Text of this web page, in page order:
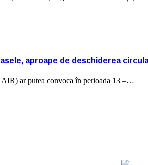
aproape de deschiderea
ar putea convoca în perioada 13 –…